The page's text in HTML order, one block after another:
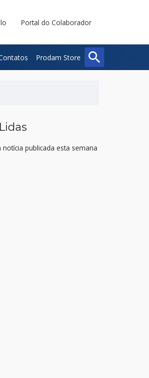
Portal do Colaborador
Prodam Store searchBuscar
Fechar
notícia publicada esta semana